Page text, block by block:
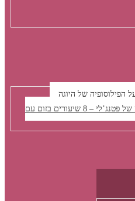
הפילוסופיה של היוגה
קורס סוטרות היוגה של פטנג’לי – 8 שיעורים בזום עם